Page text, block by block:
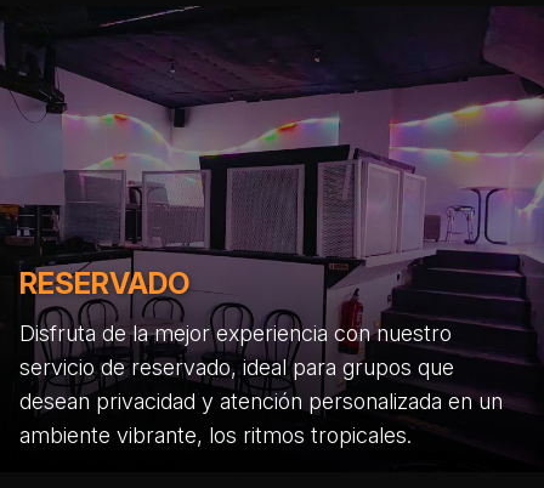
RESERVADO
Disfruta de la mejor experiencia con nuestro
servicio de reservado, ideal para grupos que
desean privacidad y atención personalizada en un
ambiente vibrante, los ritmos tropicales.